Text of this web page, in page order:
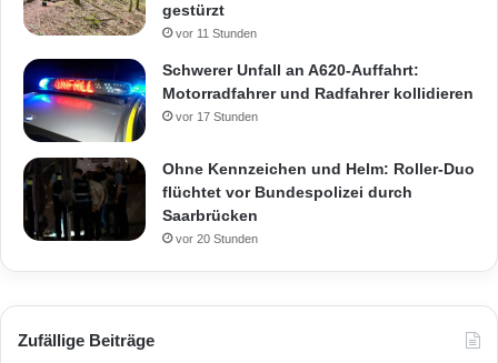
gestürzt
vor 11 Stunden
Schwerer Unfall an A620-Auffahrt:
Motorradfahrer und Radfahrer kollidieren
vor 17 Stunden
Ohne Kennzeichen und Helm: Roller-Duo
flüchtet vor Bundespolizei durch
Saarbrücken
vor 20 Stunden
Zufällige Beiträge